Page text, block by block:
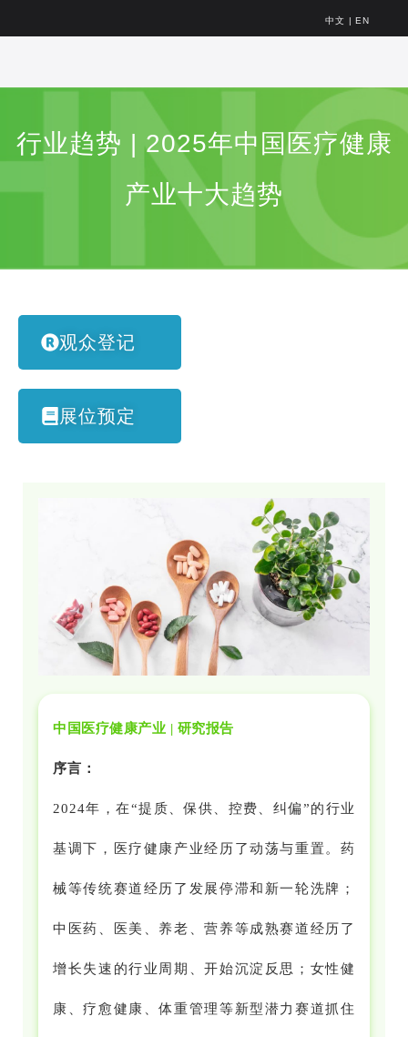
中文 | EN
行业趋势 | 2025年中国医疗健康
产业十大趋势
观众登记
展位预定
中国医疗健康产业 | 研究报告
序言：
2024年，在“提质、保供、控费、纠偏”的行业
基调下，医疗健康产业经历了动荡与重置。药
械等传统赛道经历了发展停滞和新一轮洗牌；
中医药、医美、养老、营养等成熟赛道经历了
增长失速的行业周期、开始沉淀反思；女性健
康、疗愈健康、体重管理等新型潜力赛道抓住